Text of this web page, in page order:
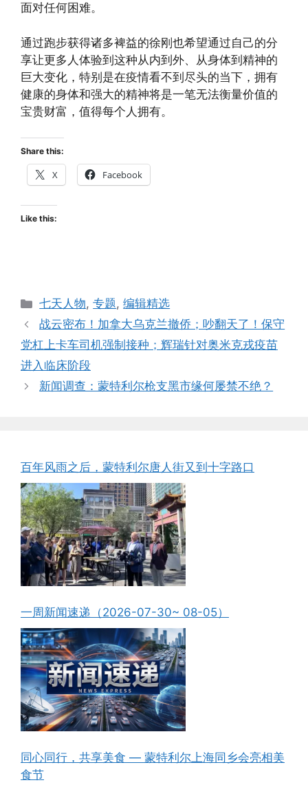
面对任何困难。
通过跑步获得诸多裨益的徐刚也希望通过自己的分
享让更多人体验到这种从内到外、从身体到精神的
巨大变化，特别是在疫情看不到尽头的当下，拥有
健康的身体和强大的精神将是一笔无法衡量价值的
宝贵财富，值得每个人拥有。
Share this:
X Facebook
Like this:
Categories
七天人物,专题,编辑精选
战云密布！加拿大乌克兰撤侨；吵翻天了！保守
党杠上卡车司机强制接种；辉瑞针对奥米克戎疫苗
进入临床阶段
新闻调查：蒙特利尔枪支黑市缘何屡禁不绝？
百年风雨之后，蒙特利尔唐人街又到十字路口
一周新闻速递（2026-07-30~ 08-05）
同心同行，共享美食 — 蒙特利尔上海同乡会亮相美
食节